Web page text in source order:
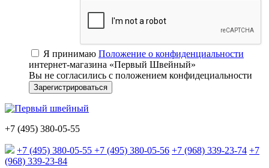
Я принимаю Положение о конфиденциальности
интернет-магазина «Первый Швейный»
Вы не согласились с положением конфидециальности
+7 (495) 380-05-55
+7 (495) 380-05-55 +7 (495) 380-05-56 +7 (968) 339-23-74 +7
(968) 339-23-84